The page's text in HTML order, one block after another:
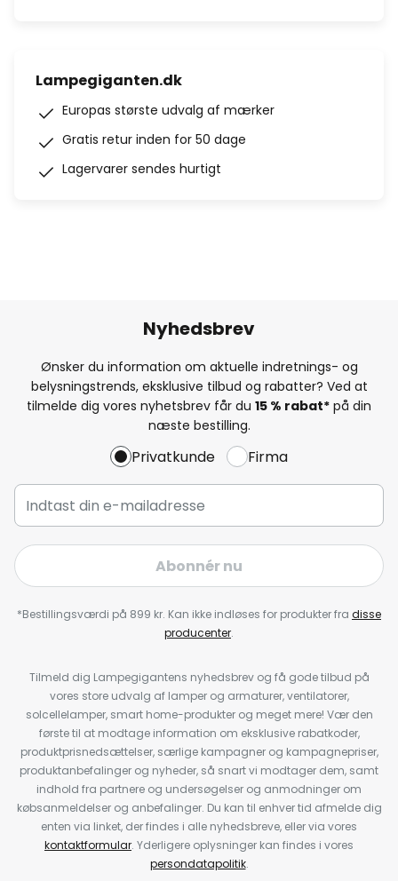
Lampegiganten.dk
Europas største udvalg af mærker
Gratis retur inden for 50 dage
Lagervarer sendes hurtigt
Nyhedsbrev
Ønsker du information om aktuelle indretnings- og
belysningstrends, eksklusive tilbud og rabatter? Ved at
tilmelde dig vores nyhetsbrev får du 15 % rabat* på din
næste bestilling.
Privatkunde Firma
Abonnér nu
*Bestillingsværdi på 899 kr. Kan ikke indløses for produkter fra disse
producenter.
Tilmeld dig Lampegigantens nyhedsbrev og få gode tilbud på
vores store udvalg af lamper og armaturer, ventilatorer,
solcellelamper, smart home-produkter og meget mere! Vær den
første til at modtage information om eksklusive rabatkoder,
produktprisnedsættelser, særlige kampagner og kampagnepriser,
produktanbefalinger og nyheder, så snart vi modtager dem, samt
indhold fra partnere og undersøgelser og anmodninger om
købsanmeldelser og anbefalinger. Du kan til enhver tid afmelde dig
enten via linket, der findes i alle nyhedsbreve, eller via vores
kontaktformular. Yderligere oplysninger kan findes i vores
persondatapolitik.